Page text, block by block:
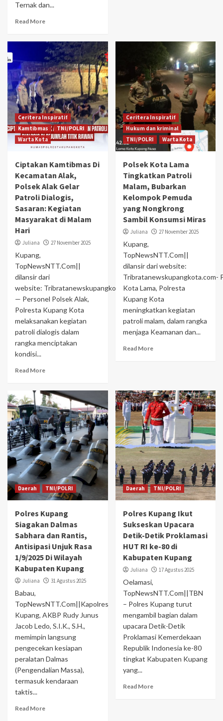
Ternak dan...
Read More
Ceritera Inspiratif
Kamtibmas
TNI/POLRI
Warta Kota
Ciptakan Kamtibmas Di
Kecamatan Alak,
Polsek Alak Gelar
Patroli Dialogis,
Sasaran: Kegiatan
Masyarakat di Malam
Hari
Juliana 27 November 2025
Kupang,
TopNewsNTT.Com||
dilansir dari
website: Tribratanewskupangkota.com
— Personel Polsek Alak,
Polresta Kupang Kota
melaksanakan kegiatan
patroli dialogis dalam
rangka menciptakan
kondisi...
Read More
Ceritera Inspiratif
Hukum dan kriminal
TNI/POLRI
Warta Kota
Polsek Kota Lama
Tingkatkan Patroli
Malam, Bubarkan
Kelompok Pemuda
yang Nongkrong
Sambil Konsumsi Miras
Juliana 27 November 2025
Kupang,
TopNewsNTT.Com||
dilansir dari website:
Tribratanewskupangkota.com-
Kota Lama, Polresta
Kupang Kota
meningkatkan kegiatan
patroli malam, dalam rangka
menjaga Keamanan dan...
Read More
Daerah TNI/POLRI
Polres Kupang
Siagakan Dalmas
Sabhara dan Rantis,
Antisipasi Unjuk Rasa
1/9/2025 Di Wilayah
Kabupaten Kupang
Juliana 31 Agustus 2025
Babau,
TopNewsNTT.Com||Kapolres
Kupang, AKBP Rudy Junus
Jacob Ledo, S.I.K., S.H.,
memimpin langsung
pengecekan kesiapan
peralatan Dalmas
(Pengendalian Massa),
termasuk kendaraan
taktis...
Read More
Daerah TNI/POLRI
Polres Kupang Ikut
Sukseskan Upacara
Detik-Detik Proklamasi
HUT RI ke-80 di
Kabupaten Kupang
Juliana 17 Agustus 2025
Oelamasi,
TopNewsNTT.Com||TBN
– Polres Kupang turut
mengambil bagian dalam
upacara Detik-Detik
Proklamasi Kemerdekaan
Republik Indonesia ke-80
tingkat Kabupaten Kupang
yang...
Read More